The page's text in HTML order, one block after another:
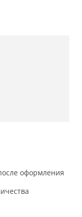
оформления